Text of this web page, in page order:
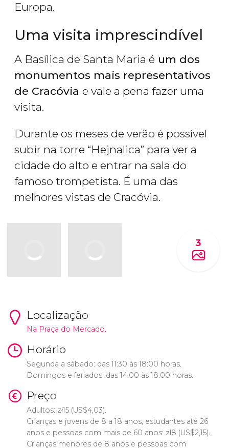
Europa.
Uma visita imprescindível
A Basílica de Santa Maria é um dos
monumentos mais representativos
de Cracóvia e vale a pena fazer uma
visita.
Durante os meses de verão é possível
subir na torre “Hejnalica” para ver a
cidade do alto e entrar na sala do
famoso trompetista. É uma das
melhores vistas de Cracóvia.
3
Localização
Na Praça do Mercado.
Horário
Segunda a sábado: das 11:30 às 18:00 horas.
Domingos e feriados: das 14:00 às 18:00 horas.
Preço
Adultos: zł15 (US$4,03).
Crianças e jovens de 8 a 18 anos, estudantes até 26
anos e pessoas com mais de 60 anos: zł8 (US$2,15).
Crianças menores de 8 anos e pessoas com